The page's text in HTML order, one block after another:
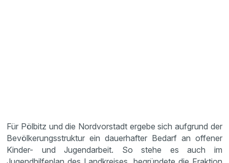
Für Pölbitz und die Nordvorstadt ergebe sich aufgrund der
Bevölkerungsstruktur ein dauerhafter Bedarf an offener
Kinder- und Jugendarbeit. So stehe es auch im